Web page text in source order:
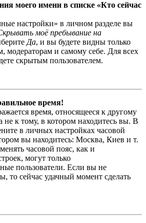
моего имени в списке «Кто сейчас
настройки» в личном разделе вы
моё пребывание на
Да, и вы будете видны только
модераторам и самому себе. Для всех
скрытым пользователем.
время!
время, относящееся к другому
не к тому, в котором находитесь вы. В
в личных настройках часовой
вы находитесь: Москва, Киев и т.
часовой пояс, как и
могут только
пользователи. Если вы не
то сейчас удачный момент сделать